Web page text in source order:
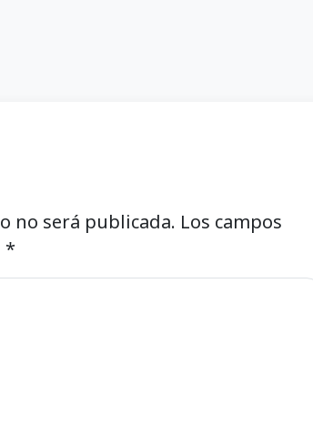
no será publicada. Los campos
*